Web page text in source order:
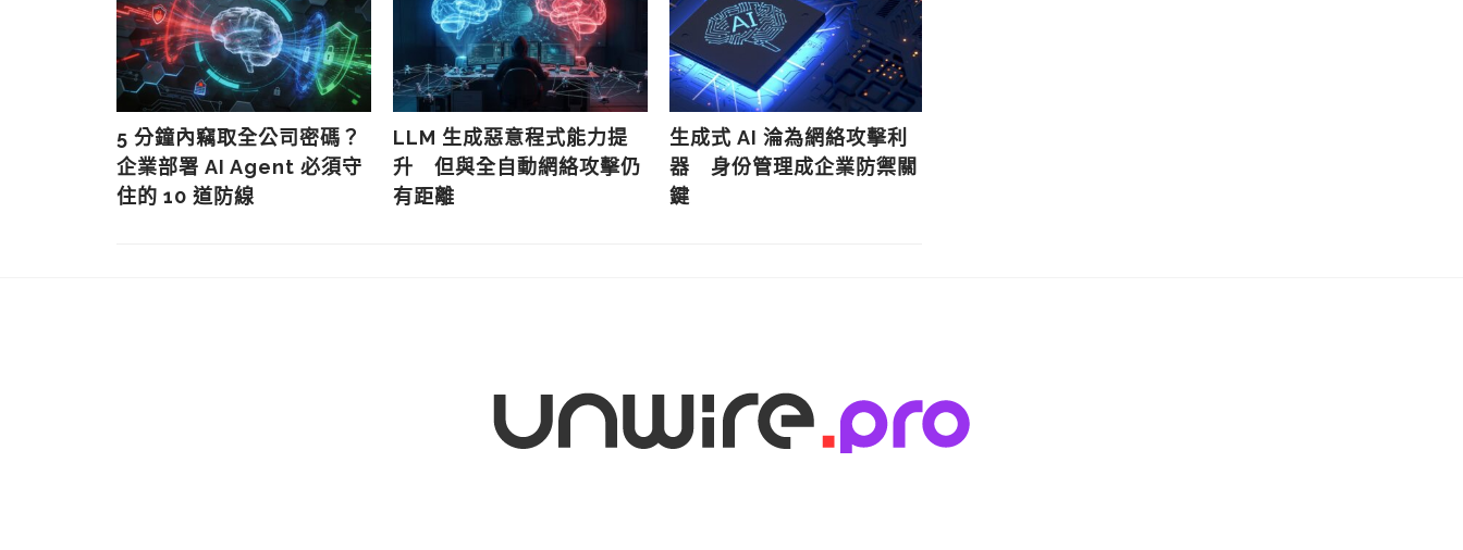
5 分鐘內竊取全公司密碼？
企業部署 AI Agent 必須守
住的 10 道防線
LLM 生成惡意程式能力提
升 但與全自動網絡攻擊仍
有距離
生成式 AI 淪為網絡攻擊利
器 身份管理成企業防禦關
鍵